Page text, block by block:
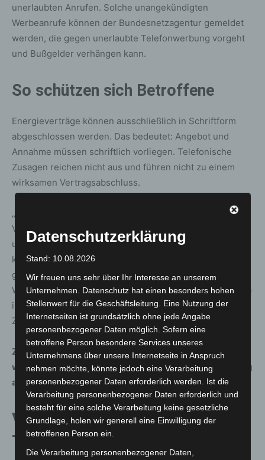
unerlaubten Anrufen. Solche unangekündigten
Werbeanrufe können der Bundesnetzagentur gemeldet
werden, die gegen unerlaubte Telefonwerbung vorgeht
und Bußgelder verhängen kann.
So schützen sich Betroffene
Energieverträge können ausschließlich in Schriftform
abgeschlossen werden. Das bedeutet: Angebot und
Annahme müssen schriftlich vorliegen. Telefonische
Zusagen reichen nicht aus und führen nicht zu einem
wirksamen Vertragsabschluss.
„Trotzdem raten wir dringend dazu, untergeschobene
Verträge umgehend zu bestreiten. Betroffene sollten
unmittelbar ihren aktuellen Energieversorger
kontaktieren und klarstellen, dass kein Vertragswechsel
gewünscht ist. Insbesondere bei Stromverträgen ist ein
Wechsel mittlerweile sehr schnell durchgeführt und kann
in der Regel nicht rückgängig gemacht werden“, so
Zietlow-Zahl.
Zudem sollten E-Mails und Briefe sorgfältig geprüft
werden, da Vertragsbestätigungen häufig wie Werbung
aussehen und leicht übersehen werden.
Verhaltenstipps an Haustür und
Telefon
Datenschutzerklärung
Stand: 10.08.2026
Wir freuen uns sehr über Ihr Interesse an unserem
Unternehmen. Datenschutz hat einen besonders hohen
Stellenwert für die Geschäftsleitung. Eine Nutzung der
Internetseiten ist grundsätzlich ohne jede Angabe
personenbezogener Daten möglich. Sofern eine
betroffene Person besondere Services unseres
Unternehmens über unsere Internetseite in Anspruch
nehmen möchte, könnte jedoch eine Verarbeitung
personenbezogener Daten erforderlich werden. Ist die
Verarbeitung personenbezogener Daten erforderlich und
besteht für eine solche Verarbeitung keine gesetzliche
Grundlage, holen wir generell eine Einwilligung der
betroffenen Person ein.
Die Verarbeitung personenbezogener Daten,